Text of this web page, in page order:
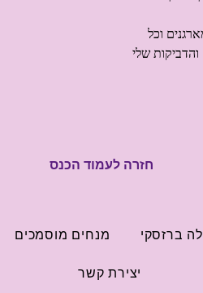
וכל
שלי
חזרה לעמוד הכנס
ברזסקי מנחים מוסמכים
יצירת קשר